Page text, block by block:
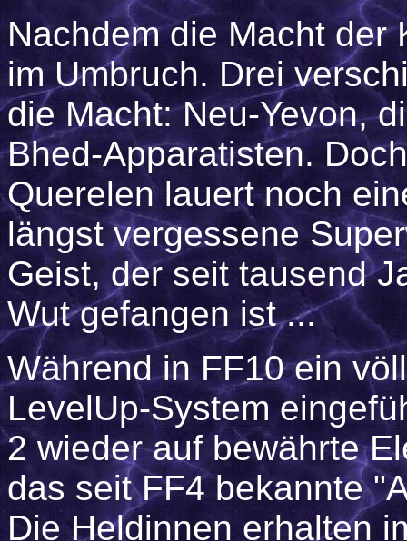
Nachdem die Macht der
im Umbruch. Drei
die Macht: Neu-Yevon,
Bhed-Apparatisten.
Querelen lauert noch
längst vergessene
Geist, der seit tausend
Wut gefangen ist ...
Während in FF10 ein
LevelUp-System
2 wieder auf bewährte
das seit FF4 bekannte
Die Heldinnen erhalten